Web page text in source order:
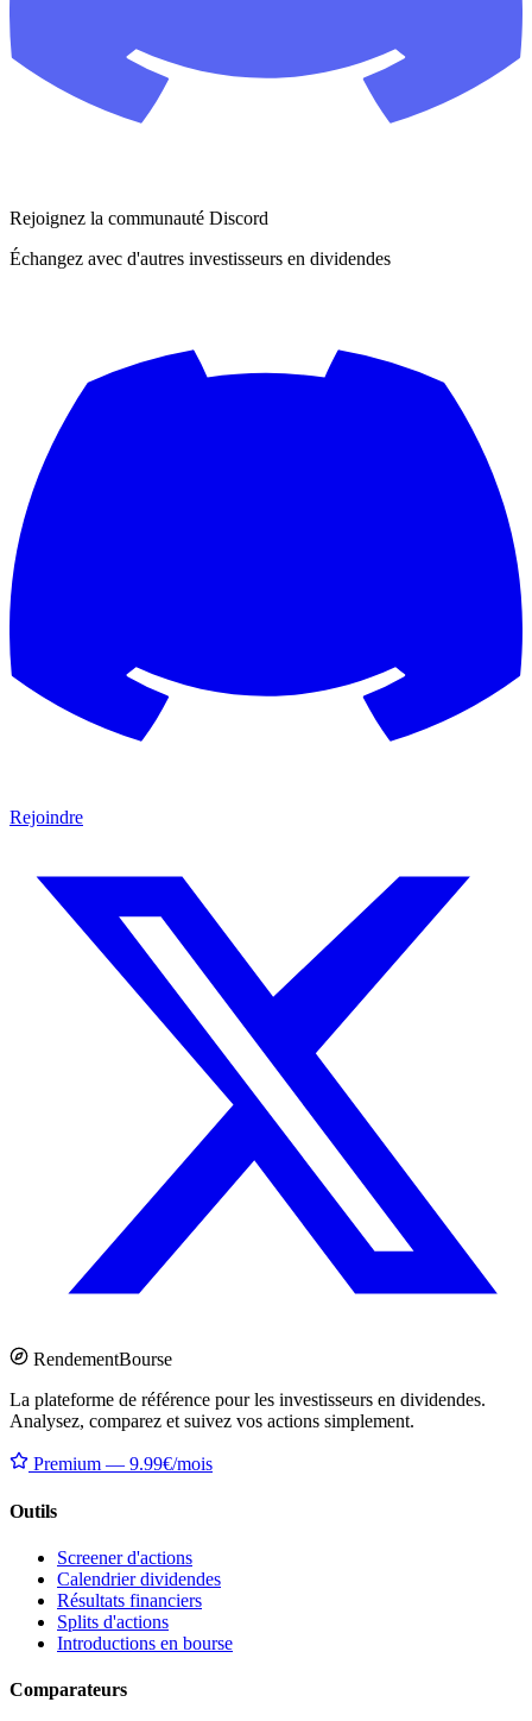
Rejoignez la communauté Discord
Échangez avec d'autres investisseurs en dividendes
Rejoindre
RendementBourse
La plateforme de référence pour les investisseurs en dividendes.
Analysez, comparez et suivez vos actions simplement.
Premium — 9.99€/mois
Outils
Screener d'actions
Calendrier dividendes
Résultats financiers
Splits d'actions
Introductions en bourse
Comparateurs